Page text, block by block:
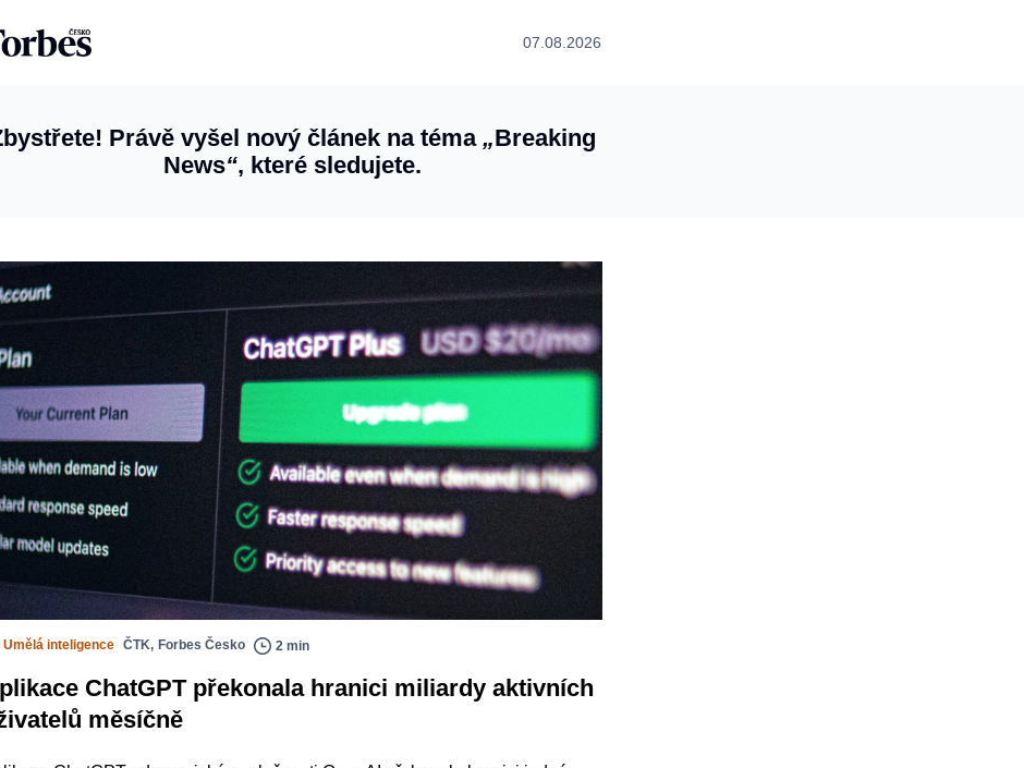
07.08.2026
Právě vyšel nový článek na téma „Breaking
News“, které sledujete.
Umělá inteligence ČTK, Forbes Česko 2 min
ChatGPT překonala hranici miliardy aktivních
měsíčně